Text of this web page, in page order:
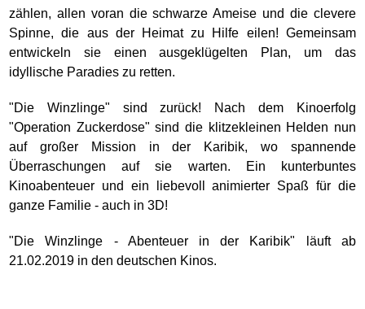
zählen, allen voran die schwarze Ameise und die clevere
Spinne, die aus der Heimat zu Hilfe eilen! Gemeinsam
entwickeln sie einen ausgeklügelten Plan, um das
idyllische Paradies zu retten.
"Die Winzlinge" sind zurück! Nach dem Kinoerfolg
"Operation Zuckerdose" sind die klitzekleinen Helden nun
auf großer Mission in der Karibik, wo spannende
Überraschungen auf sie warten. Ein kunterbuntes
Kinoabenteuer und ein liebevoll animierter Spaß für die
ganze Familie - auch in 3D!
"Die Winzlinge - Abenteuer in der Karibik" läuft ab
21.02.2019 in den deutschen Kinos.